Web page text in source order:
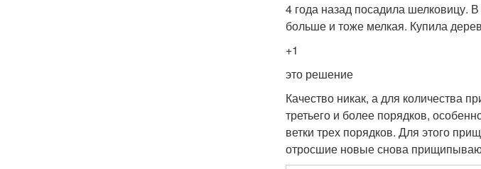
4 года назад посадила шелковицу.
больше и тоже мелкая. Купила
+1
это решение
Качество никак, а для количества
третьего и более порядков,
ветки трех порядков. Для этого
отросшие новые снова